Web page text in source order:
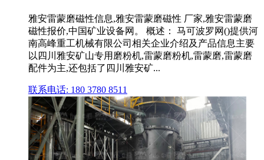
雅安雷蒙磨磁性信息,雅安雷蒙磨磁性 厂家,雅安雷蒙磨
磁性报价,中国矿业设备网。 概述： 马可波罗网()提供河
南高峰重工机械有限公司相关企业介绍及产品信息主要
以四川雅安矿山专用磨粉机,雷蒙磨粉机,雷蒙磨,雷蒙磨
配件为主,还包括了四川雅安矿...
联系电话: 180 3780 8511